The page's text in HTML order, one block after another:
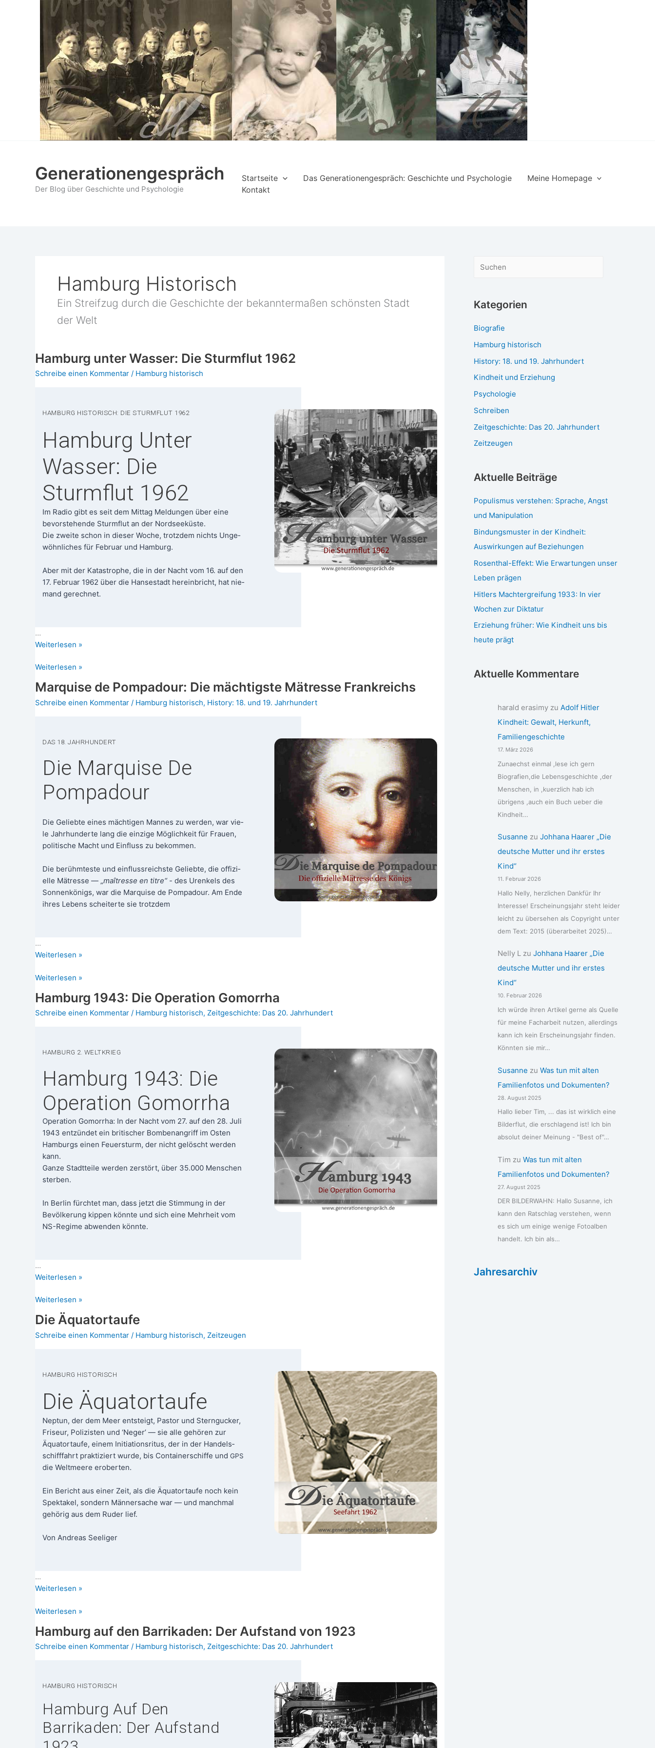
Generationengespräch
Der Blog über Geschichte und Psychologie
Startseite Das Generationengespräch: Geschichte und Psychologie
Meine Homepage
Kontakt
Hamburg Historisch
Ein Streif­zug durch die Geschich­te der bekann­ter­ma­ßen schöns­ten Stadt
der Welt
Hamburg unter Wasser: Die Sturmflut 1962
Schreibe einen Kommentar / Hamburg historisch
HAM­BURG HIS­TO­RISCH: DIE STURM­FLUT 1962
Hamburg Unter
Wasser: Die
Sturmflut 1962
Im Radio gibt es seit dem Mit­tag Mel­dun­gen über eine
bevor­ste­hen­de Sturm­flut an der Nord­see­küs­te.
Die zwei­te schon in die­ser Woche, trotz­dem nichts Unge­
wöhn­li­ches für Febru­ar und Ham­burg.
Aber mit der Kata­stro­phe, die in der Nacht vom 16. auf den
17. Febru­ar 1962 über die Han­se­stadt her­ein­bricht, hat nie­
mand gerechnet.
…
Ham­
unter
ser:
Die
1962
Wei­ter­le­sen »
Hamburg
Wasser:
Die
Weiterlesen »
Marquise de Pompadour: Die mächtigste Mätresse Frankreichs
Schreibe einen Kommentar / Hamburg historisch, History: 18. und 19. Jahrhundert
DAS 18. JAHRHUNDERT
Die Marquise De
Pompadour
Die Gelieb­te eines mäch­ti­gen Man­nes zu wer­den, war vie­
le Jahr­hun­der­te lang die ein­zi­ge Mög­lich­keit für Frau­en,
poli­ti­sche Macht und Ein­fluss zu bekom­men.
Die berühm­tes­te und ein­fluss­reichs­te Gelieb­te, die offi­zi­
el­le Mätres­se — „maî­tres­se en tit­re“ - des Uren­kels des
Son­nen­kö­nigs, war die Mar­qui­se de Pom­pa­dour. Am Ende
ihres Lebens schei­ter­te sie trotzdem
…
Mar­
se
Pom­
pa­
mäch­
Mätres­
Frank­
reichs
Wei­ter­le­sen »
Marquise
Pompadour:
Die
Weiterlesen »
Hamburg 1943: Die Operation Gomorrha
Schreibe einen Kommentar / Hamburg historisch, Zeitgeschichte: Das 20. Jahrhundert
HAM­BURG 2. WELTKRIEG
Hamburg 1943: Die
Operation Gomorrha
Ope­ra­ti­on Gomor­rha: In der Nacht vom 27. auf den 28. Juli
1943 ent­zün­det ein bri­ti­scher Bom­ben­an­griff im Osten
Ham­burgs einen Feu­er­sturm, der nicht gelöscht wer­den
kann.
Gan­ze Stadt­tei­le wer­den zer­stört, über 35.000 Men­schen
ster­ben.
In Ber­lin fürch­tet man, dass jetzt die Stim­mung in der
Bevöl­ke­rung kip­pen könn­te und sich eine Mehr­heit vom
NS-Regime abwen­den könnte.
…
Ham­
1943:
Ope­
ra­
Gomor­
Wei­ter­le­sen »
Hamburg
Die
Operation
Weiterlesen »
Die Äquatortaufe
Schreibe einen Kommentar / Hamburg historisch, Zeitzeugen
HAM­BURG HISTORISCH
Die Äquatortaufe
Nep­tun, der dem Meer ent­steigt, Pas­tor und Stern­gu­cker,
Fri­seur, Poli­zis­ten und ‘Neger’ — sie alle gehö­ren zur
Äqua­tor­tau­fe, einem Initia­ti­ons­ri­tus, der in der Han­dels­
schiff­fahrt prak­ti­ziert wur­de, bis Con­tai­ner­schif­fe und GPS
die Welt­mee­re erober­ten.
Ein Bericht aus einer Zeit, als die Äqua­tor­tau­fe noch kein
Spek­ta­kel, son­dern Män­ner­sa­che war — und manch­mal
gehö­rig aus dem Ruder lief.
Von Andre­as Seeliger
…
Die
tor­
fe
Wei­ter­le­sen »
Die
Weiterlesen »
Hamburg auf den Barrikaden: Der Aufstand von 1923
Schreibe einen Kommentar / Hamburg historisch, Zeitgeschichte: Das 20. Jahrhundert
HAM­BURG HISTORISCH
Hamburg Auf Den
Barrikaden: Der Aufstand
h
Kategorien
Biografie
Hamburg historisch
History: 18. und 19. Jahrhundert
Kindheit und Erziehung
Psychologie
Schreiben
Zeitgeschichte: Das 20. Jahrhundert
Zeitzeugen
Aktuelle Beiträge
Populismus verstehen: Sprache, Angst
und Manipulation
Bindungsmuster in der Kindheit:
Auswirkungen auf Beziehungen
Rosenthal-Effekt: Wie Erwartungen unser
Leben prägen
Hitlers Machtergreifung 1933: In vier
Wochen zur Diktatur
Erziehung früher: Wie Kindheit uns bis
heute prägt
Aktuelle Kommentare
harald erasimyzu Adolf Hitler
Kindheit: Gewalt, Herkunft,
Familiengeschichte
17. März 2026
Zunaechst einmal ,lese ich gern
Biografien,die Lebensgeschichte ,der
Menschen, in ,kuerzlich hab ich
übrigens ,auch ein Buch ueber die
Kindheit…
Susanne zu Johhana Haarer „Die
deutsche Mutter und ihr erstes
Kind“
11. Februar 2026
Hallo Nelly, herzlichen Dankfür Ihr
Interesse! Erscheinungsjahr steht leider
leicht zu übersehen als Copyright unter
dem Text: 2015 (überarbeitet 2025)…
Nelly Lzu Johhana Haarer „Die
deutsche Mutter und ihr erstes
Kind“
10. Februar 2026
Ich würde ihren Artikel gerne als Quelle
für meine Facharbeit nutzen, allerdings
kann ich kein Erscheinungsjahr finden.
Könnten sie mir…
Susanne zu Was tun mit alten
Familienfotos und Dokumenten?
28. August 2025
Hallo lieber Tim, ... das ist wirklich eine
Bilderflut, die erschlagend ist! Ich bin
absolut deiner Meinung - "Best of"…
Tim zu Was tun mit alten
Familienfotos und Dokumenten?
27. August 2025
DER BILDERWAHN: Hallo Susanne, ich
kann den Ratschlag verstehen, wenn
es sich um einige wenige Fotoalben
handelt. Ich bin als…
Jahresarchiv